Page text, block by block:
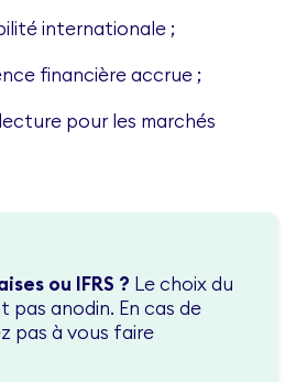
internationale ;
financière accrue ;
pour les marchés
ou IFRS ? Le choix du
pas anodin. En cas de
pas à vous faire